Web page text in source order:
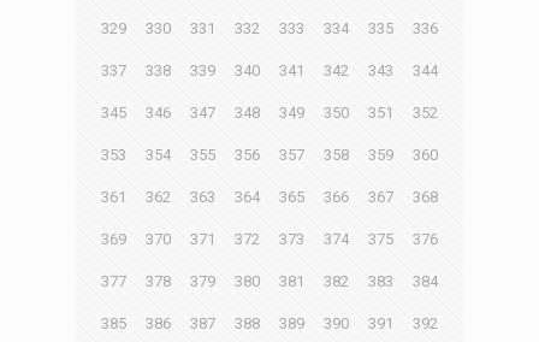
329 330 331 332 333 334 335 336
337 338 339 340 341 342 343 344
345 346 347 348 349 350 351 352
353 354 355 356 357 358 359 360
361 362 363 364 365 366 367 368
369 370 371 372 373 374 375 376
377 378 379 380 381 382 383 384
385 386 387 388 389 390 391 392